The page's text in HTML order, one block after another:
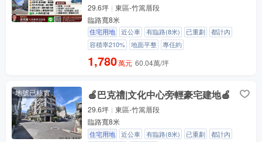
29.6坪
東區-竹篙厝段
臨路寬8米
住宅用地 近公車 有臨路(8米) 已重劃
都計內
容積率210%
地面平整 專任約
1,780萬元 60.04萬/坪
地號已核實 🍎巴克禮|文化中心旁輕豪宅建地🍎
29.6坪
東區-竹篙厝段
臨路寬8米
住宅用地 近公車 有臨路(8米) 已重劃
都計內